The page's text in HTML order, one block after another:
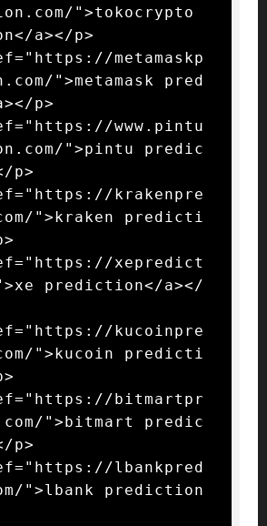
">tokocrypto
a></p>
metamaskp
">metamask pred
p>
www.pintu
">pintu predic
p>
krakenpre
">kraken predicti
xepredict
prediction</a></
kucoinpre
">kucoin predicti
bitmartpr
">bitmart predic
p>
lbankpred
">lbank prediction